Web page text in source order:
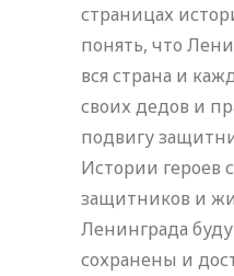
страницах
понять, что
вся страна и
своих дедов и
подвигу
Истории героев
защитников и
Ленинграда
сохранены и